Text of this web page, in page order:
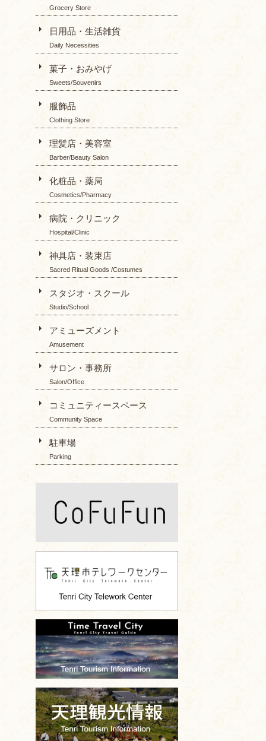
Grocery Store
日用品・生活雑貨
Daily Necessities
菓子・おみやげ
Sweets/Souvenirs
服飾品
Clothing Store
理髪店・美容室
Barber/Beauty Salon
化粧品・薬局
Cosmetics/Pharmacy
病院・クリニック
Hospital/Clinic
神具店・装束店
Sacred Ritual Goods /Costumes
スタジオ・スクール
Studio/School
アミューズメント
Amusement
サロン・事務所
Salon/Office
コミュニティースペース
Community Space
駐車場
Parking